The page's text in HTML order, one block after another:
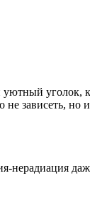
уютный уголок,
не зависеть, но
нерадиация